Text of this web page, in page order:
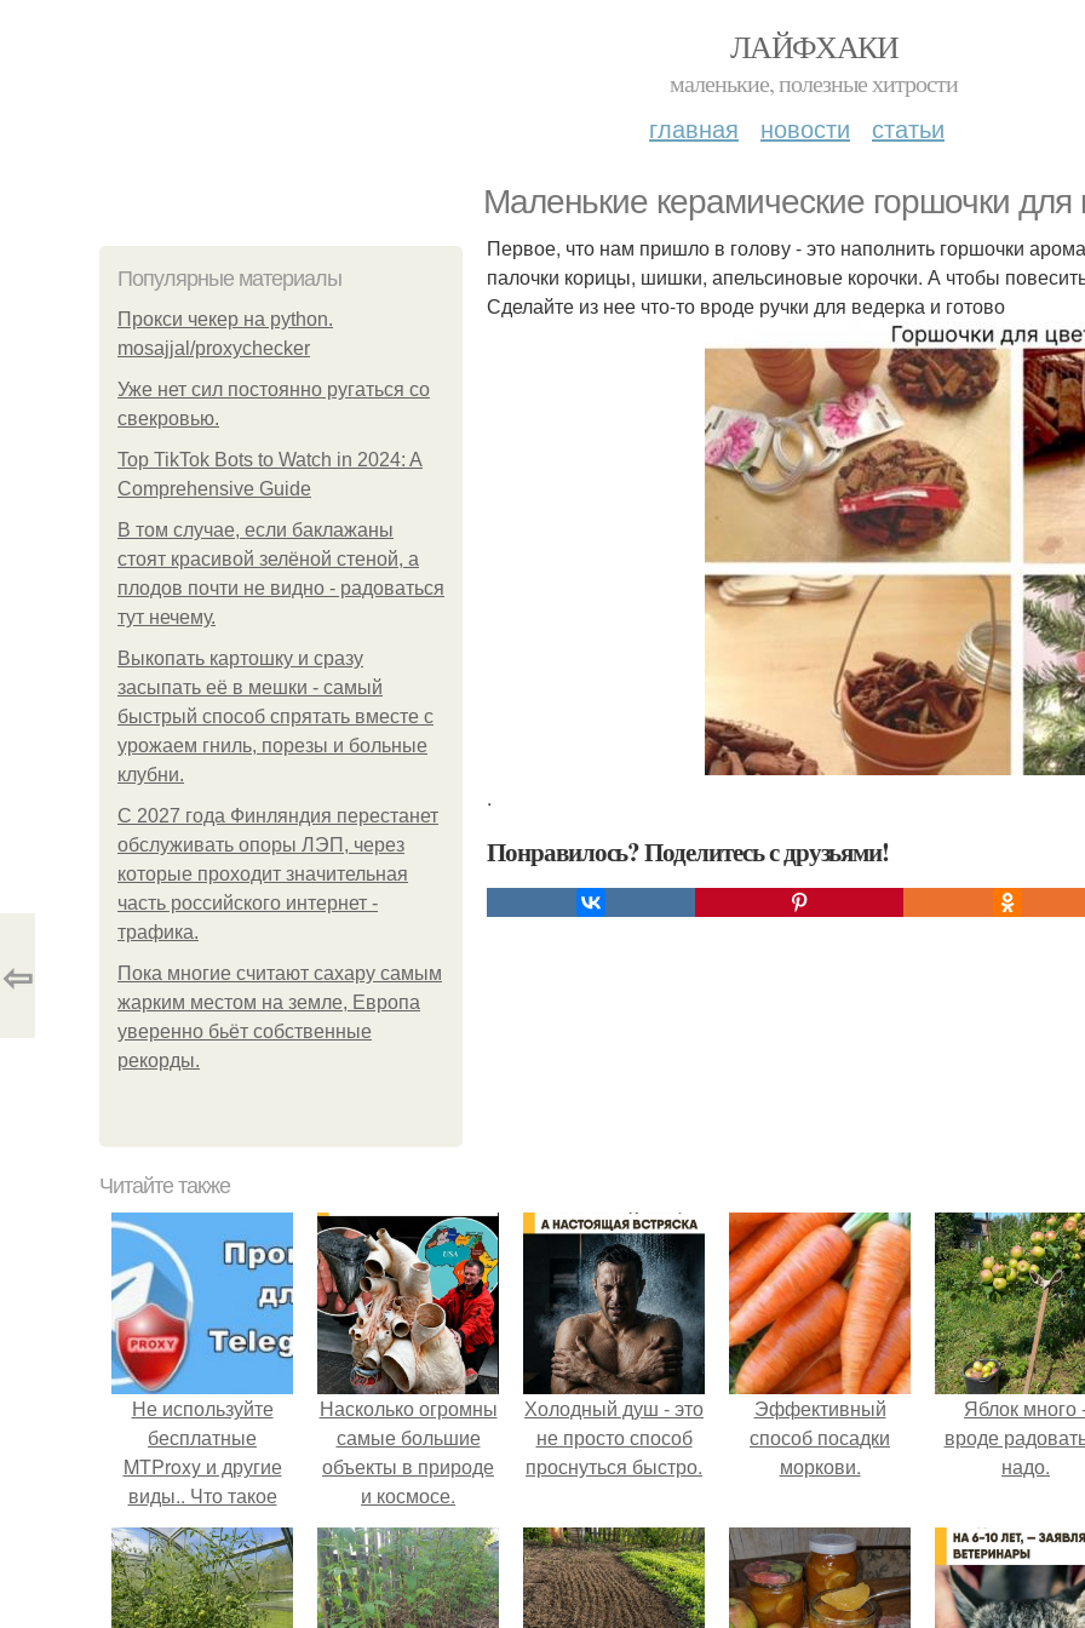
ЛАЙФХАКИ
маленькие, полезные хитрости
главная новости статьи
Маленькие керамические горшочки для
Популярные материалы
Прокси чекер на python.
mosajjal/proxychecker
Уже нет сил постоянно ругаться со
свекровью.
Top TikTok Bots to Watch in 2024: A
Comprehensive Guide
В том случае, если баклажаны
стоят красивой зелёной стеной, а
плодов почти не видно - радоваться
тут нечему.
Выкопать картошку и сразу
засыпать её в мешки - самый
быстрый способ спрятать вместе с
урожаем гниль, порезы и больные
клубни.
С 2027 года Финляндия перестанет
обслуживать опоры ЛЭП, через
которые проходит значительная
часть российского интернет -
трафика.
Пока многие считают сахару самым
жарким местом на земле, Европа
уверенно бьёт собственные
рекорды.
Первое, что нам пришло в голову - это наполнить горшочки
палочки корицы, шишки, апельсиновые корочки. А чтобы
Сделайте из нее что-то вроде ручки для ведерка и готово
.
Понравилось? Поделитесь с друзьями!
⇦
Читайте также
Не используйте
бесплатные
MTProxy и другие
виды.. Что такое
прокси для
Телеграма
MTProto?
Насколько огромны
самые большие
объекты в природе
и космосе.
Холодный душ - это
не просто способ
проснуться быстро.
Эффективный
способ посадки
моркови.
Яблок много
вроде
надо.